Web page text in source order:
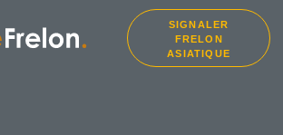
SIGNALER
FRELON
ASIATIQUE